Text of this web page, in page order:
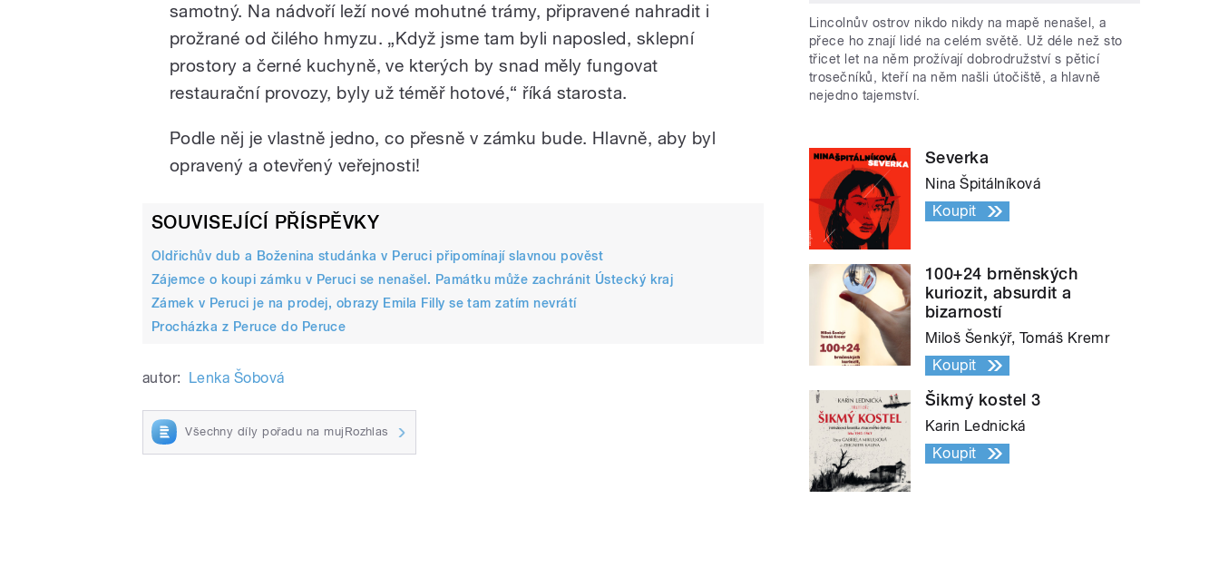
samotný. Na nádvoří leží nové mohutné trámy, připravené nahradit i
prožrané od čilého hmyzu. „Když jsme tam byli naposled, sklepní
prostory a černé kuchyně, ve kterých by snad měly fungovat
restaurační provozy, byly už téměř hotové,“ říká starosta.
Podle něj je vlastně jedno, co přesně v zámku bude. Hlavně, aby byl
opravený a otevřený veřejnosti!
SOUVISEJÍCÍ PŘÍSPĚVKY
Oldřichův dub a Boženina studánka v Peruci připomínají slavnou pověst
Zájemce o koupi zámku v Peruci se nenašel. Památku může zachránit Ústecký kraj
Zámek v Peruci je na prodej, obrazy Emila Filly se tam zatím nevrátí
Procházka z Peruce do Peruce
autor: Lenka Šobová
Všechny díly pořadu na mujRozhlas
Lincolnův ostrov nikdo nikdy na mapě nenašel, a
přece ho znají lidé na celém světě. Už déle než sto
třicet let na něm prožívají dobrodružství s pěticí
trosečníků, kteří na něm našli útočiště, a hlavně
nejedno tajemství.
Severka
Nina Špitálníková
Koupit
100+24 brněnských
kuriozit, absurdit a
bizarností
Miloš Šenkýř, Tomáš Kremr
Koupit
Šikmý kostel 3
Karin Lednická
Koupit